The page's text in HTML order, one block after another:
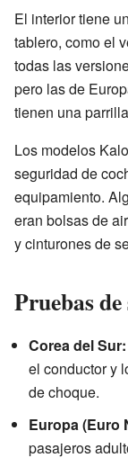
El interior tiene
tablero, como el
todas las
pero las de
tienen una
Los modelos
seguridad de
equipamiento.
eran bolsas de
y cinturones de
Pruebas
Corea del Sur:
el conductor y
de choque.
Europa (Euro
pasajeros